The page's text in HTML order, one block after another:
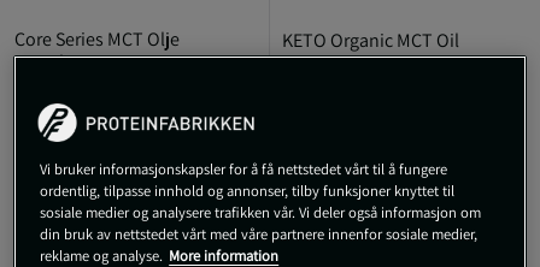
Core Series MCT Olje
946ml
469 kr
KETO Organic MCT Oil
Liquid C8 1000 ml
Vi bruker informasjonskapsler for å få nettstedet vårt til å fungere
ordentlig, tilpasse innhold og annonser, tilby funksjoner knyttet til
sosiale medier og analysere trafikken vår. Vi deler også informasjon om
din bruk av nettstedet vårt med våre partnere innenfor sosiale medier,
reklame og analyse. More information